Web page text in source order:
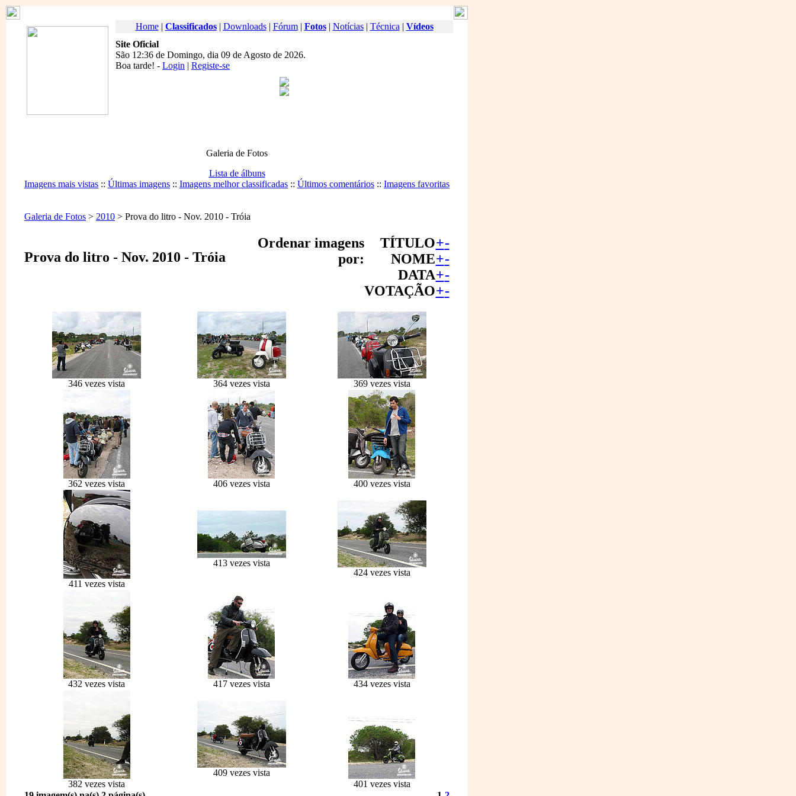
Home| Classificados| Downloads| Fórum| Fotos| Notícias| Técnica | Vídeos
Site Oficial
São 12:36 de Domingo, dia 09 de Agosto de 2026.
Boa tarde! - Login | Registe-se
Galeria de Fotos
Lista de álbuns
Imagens mais vistas :: Últimas imagens :: Imagens melhor classificadas :: Últimos comentários :: Imagens favoritas
Galeria de Fotos > 2010 > Prova do litro - Nov. 2010 - Tróia
Prova do litro - Nov. 2010 - Tróia
Ordenar imagens
por:
TÍTULO+-
NOME+-
DATA+-
VOTAÇÃO+-
346 vezes vista 364 vezes vista 369 vezes vista
362 vezes vista 406 vezes vista 400 vezes vista
411 vezes vista
413 vezes vista
424 vezes vista
432 vezes vista 417 vezes vista 434 vezes vista
382 vezes vista
409 vezes vista
401 vezes vista